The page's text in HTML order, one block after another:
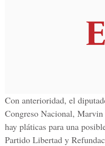
Con anterioridad, el
Congreso Nacional, Marvin
hay pláticas para una
Partido Libertad y